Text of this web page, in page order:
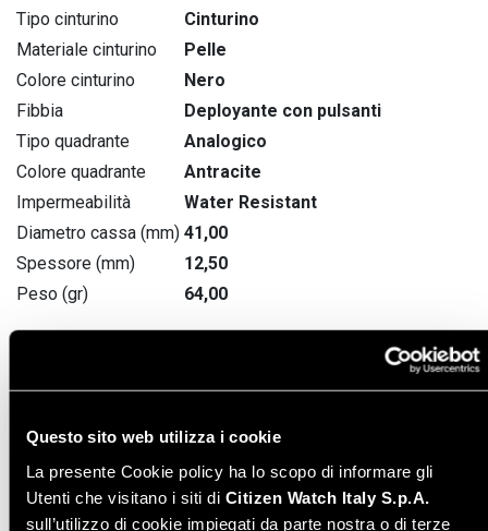
Questo sito web utilizza i cookie
La presente Cookie policy ha lo scopo di informare gli
Utenti che visitano i siti di Citizen Watch Italy S.p.A.
sull’utilizzo di cookie impiegati da parte nostra o di terze
Tipo cinturino
Cinturino
Materiale cinturino
Pelle
Colore cinturino
Nero
Fibbia
Deployante con pulsanti
Tipo quadrante
Analogico
Colore quadrante
Antracite
Impermeabilità
Water Resistant
Diametro cassa (mm) 41,00
Spessore (mm)
12,50
Peso (gr)
64,00
Manuale di istruzione
Instruction manual -
English
Download PDF